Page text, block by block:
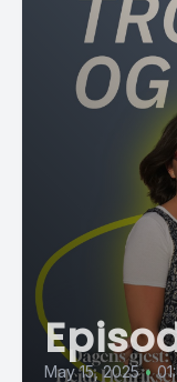
May 15, 2025 •